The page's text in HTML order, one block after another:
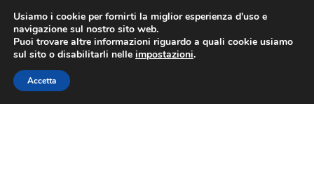
CONSEGNA da 7 EUR
Lun-Ven 9:00 - 16:00/800 580 290
Vai
alla
navigazione
Vai
al
contenuto
Usiamo i cookie per fornirti la miglior esperienza d'uso e
navigazione sul nostro sito web.
Puoi trovare altre informazioni riguardo a quali cookie usiamo
sul sito o disabilitarli nelle impostazioni.
Accetta